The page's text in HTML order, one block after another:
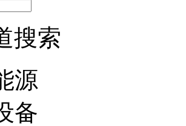
搜索
源
备